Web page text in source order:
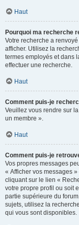
Haut
Pourquoi ma recherche
Votre recherche a
afficher. Utilisez la
termes employés et dans
effectuer une recherche.
Haut
Comment puis-je
Veuillez vous rendre sur
un membre ».
Haut
Comment puis-je
Vos propres messages
« Afficher vos messages
cliquant sur le lien «
votre propre profil ou soit
partie supérieure du
sujets, utilisez la
qui vous sont disponibles.